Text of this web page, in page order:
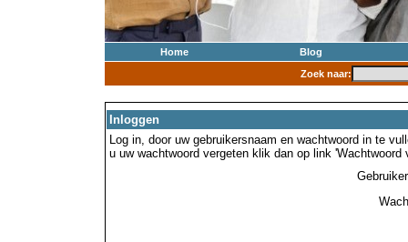
Home
Blog
Zoek naar:
Inloggen
Log in, door uw gebruikersnaam en wachtwoord in te
u uw wachtwoord vergeten klik dan op link 'Wachtwoord